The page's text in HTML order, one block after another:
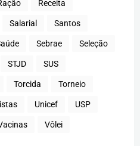
Receita
Salarial Santos
Sebrae Seleção
STJD SUS
Torcida Torneio
Unicef USP
Vôlei